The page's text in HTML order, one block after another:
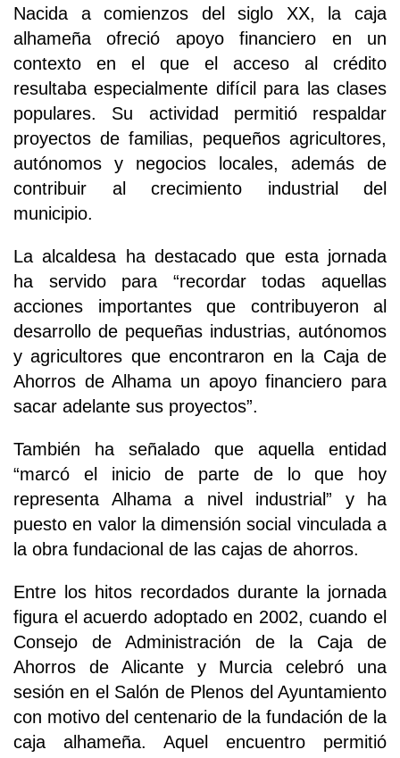
Nacida a comienzos del siglo XX, la caja
alhameña ofreció apoyo financiero en un
contexto en el que el acceso al crédito
resultaba especialmente difícil para las clases
populares. Su actividad permitió respaldar
proyectos de familias, pequeños agricultores,
autónomos y negocios locales, además de
contribuir al crecimiento industrial del
municipio.
La alcaldesa ha destacado que esta jornada
ha servido para “recordar todas aquellas
acciones importantes que contribuyeron al
desarrollo de pequeñas industrias, autónomos
y agricultores que encontraron en la Caja de
Ahorros de Alhama un apoyo financiero para
sacar adelante sus proyectos”.
También ha señalado que aquella entidad
“marcó el inicio de parte de lo que hoy
representa Alhama a nivel industrial” y ha
puesto en valor la dimensión social vinculada a
la obra fundacional de las cajas de ahorros.
Entre los hitos recordados durante la jornada
figura el acuerdo adoptado en 2002, cuando el
Consejo de Administración de la Caja de
Ahorros de Alicante y Murcia celebró una
sesión en el Salón de Plenos del Ayuntamiento
con motivo del centenario de la fundación de la
caja alhameña. Aquel encuentro permitió